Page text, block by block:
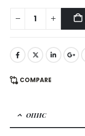
COMPARE
ОПИС